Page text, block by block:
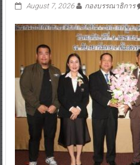
August 7, 2026 กองบรรณาธิการ